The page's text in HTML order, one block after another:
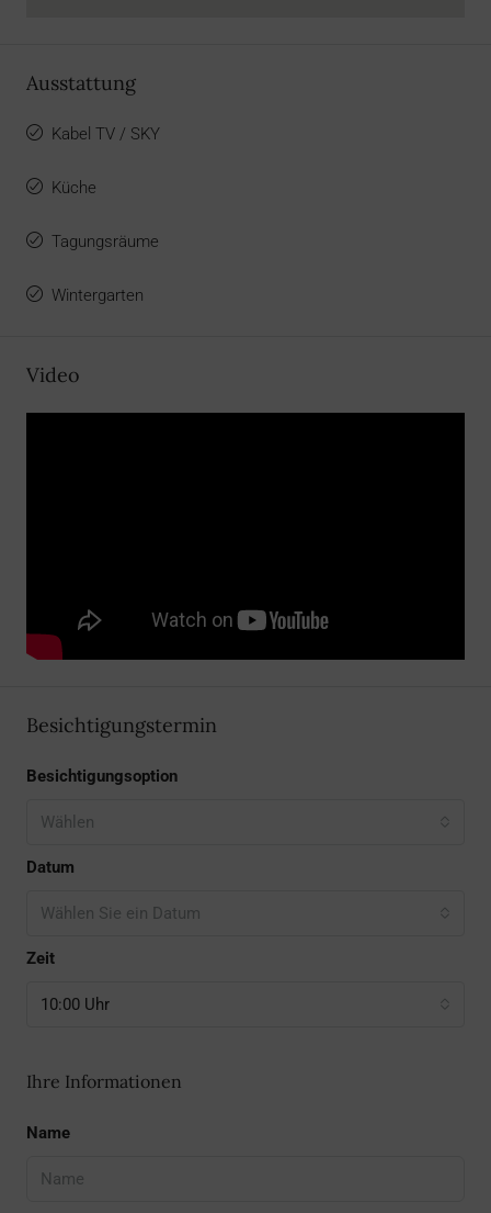
Ausstattung
Kabel TV / SKY
Küche
Tagungsräume
Wintergarten
Video
Besichtigungstermin
Besichtigungsoption
Wählen
Datum
Wählen Sie ein Datum
Zeit
10:00 Uhr
Ihre Informationen
Name